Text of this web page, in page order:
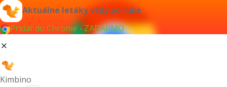
Aktuálne letáky vždy po ruke
Pridať do Chrome - ZADARMO
Kimbino